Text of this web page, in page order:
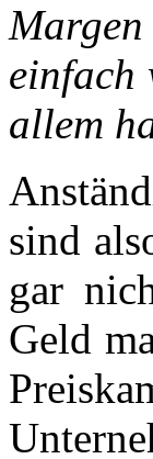
einfach
allem
sind
gar
Geld